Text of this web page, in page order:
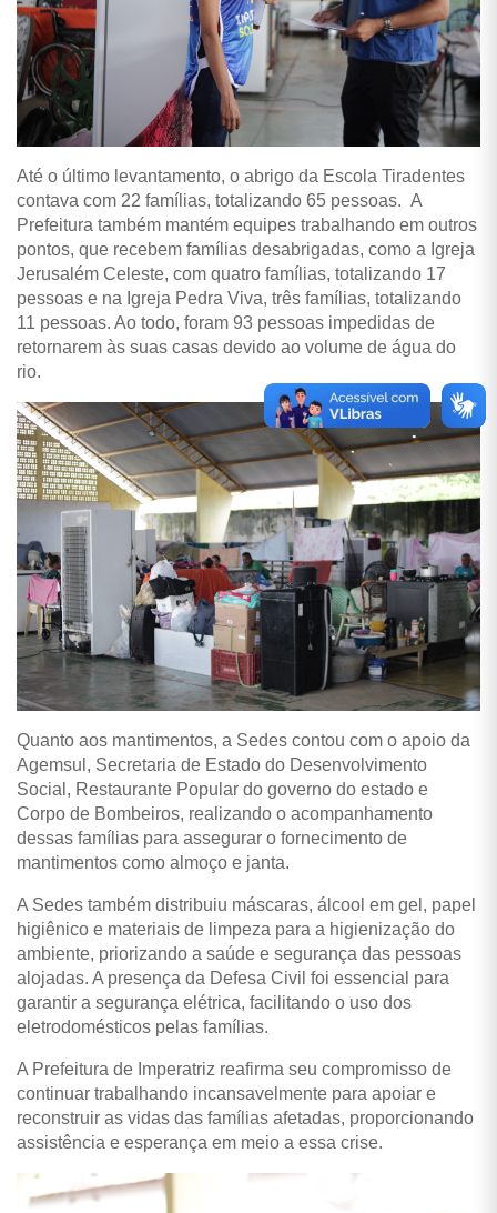
Até o último levantamento, o abrigo da Escola Tiradentes
contava com 22 famílias, totalizando 65 pessoas. A
Prefeitura também mantém equipes trabalhando em outros
pontos, que recebem famílias desabrigadas, como a Igreja
Jerusalém Celeste, com quatro famílias, totalizando 17
pessoas e na Igreja Pedra Viva, três famílias, totalizando
11 pessoas. Ao todo, foram 93 pessoas impedidas de
retornarem às suas casas devido ao volume de água do
rio.
Quanto aos mantimentos, a Sedes contou com o apoio da
Agemsul, Secretaria de Estado do Desenvolvimento
Social, Restaurante Popular do governo do estado e
Corpo de Bombeiros, realizando o acompanhamento
dessas famílias para assegurar o fornecimento de
mantimentos como almoço e janta.
A Sedes também distribuiu máscaras, álcool em gel, papel
higiênico e materiais de limpeza para a higienização do
ambiente, priorizando a saúde e segurança das pessoas
alojadas. A presença da Defesa Civil foi essencial para
garantir a segurança elétrica, facilitando o uso dos
eletrodomésticos pelas famílias.
A Prefeitura de Imperatriz reafirma seu compromisso de
continuar trabalhando incansavelmente para apoiar e
reconstruir as vidas das famílias afetadas, proporcionando
assistência e esperança em meio a essa crise.